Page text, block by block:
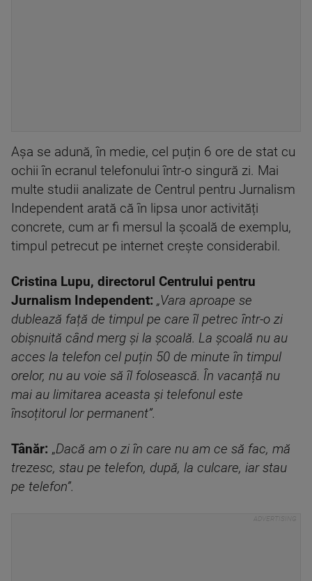
Așa se adună, în medie, cel puțin 6 ore de stat cu
ochii în ecranul telefonului într-o singură zi. Mai
multe studii analizate de Centrul pentru Jurnalism
Independent arată că în lipsa unor activități
concrete, cum ar fi mersul la școală de exemplu,
timpul petrecut pe internet crește considerabil.
Cristina Lupu, directorul Centrului pentru
Jurnalism Independent: „Vara aproape se
dublează față de timpul pe care îl petrec într-o zi
obișnuită când merg și la școală. La școală nu au
acces la telefon cel puțin 50 de minute în timpul
orelor, nu au voie să îl folosească. În vacanță nu
mai au limitarea aceasta și telefonul este
însoțitorul lor permanent”.
Tânăr: „Dacă am o zi în care nu am ce să fac, mă
trezesc, stau pe telefon, după, la culcare, iar stau
pe telefon”.